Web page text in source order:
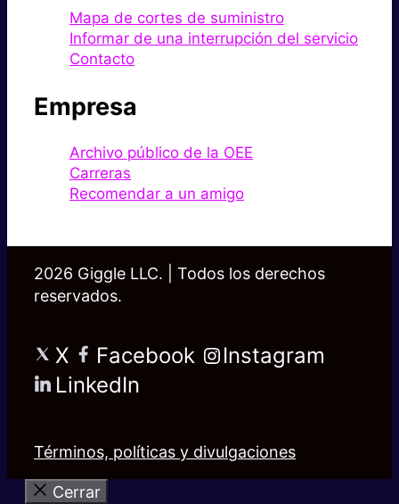
Mapa de cortes de suministro
Informar de una interrupción del servicio
Contacto
Empresa
Archivo público de la OEE
Carreras
Recomendar a un amigo
2026 Giggle LLC. | Todos los derechos
reservados.
X Facebook
Instagram
LinkedIn
Términos, políticas y divulgaciones
Cerrar